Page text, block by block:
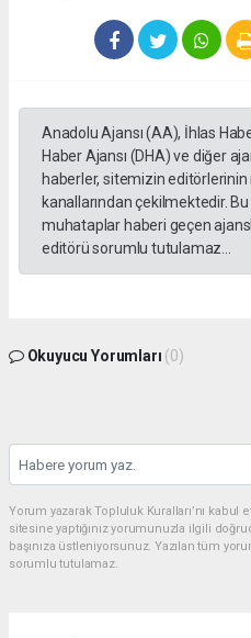
Anadolu Ajansı (AA), İhlas
Haber Ajansı (DHA) ve diğer
haberler, sitemizin
kanallarından çekilmektedir.
muhataplar haberi geçen
editörü sorumlu tutulamaz...
Okuyucu Yorumları (0)
Yorum yazarak Topluluk Kuralları’nı
sitesine yaptığınız yorumunuzla ilgili
başınıza üstleniyorsunuz. Yazılan tüm
sorumlu tutulamaz.